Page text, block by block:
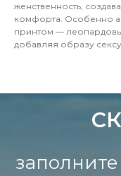
женственность,
комфорта. Особенно
принтом —
добавляя образу